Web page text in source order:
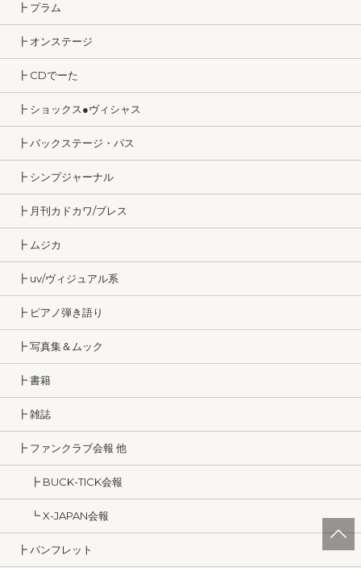
┣ プラム
┣ オンステージ
┣ CDでーた
┣ ショックス●ヴィシャス
┣ バックステージ・パス
┣ シンプジャーナル
┣ 月刊カドカワ/ブレス
┣ ムジカ
┣ uv/ヴィジュアル系
┣ ピアノ弾き語り
┣ 写真集＆ムック
┣ 書籍
┣ 雑誌
┣ ファンクラブ会報 他
┣ BUCK-TICK会報
┗ X-JAPAN会報
┣ パンフレット